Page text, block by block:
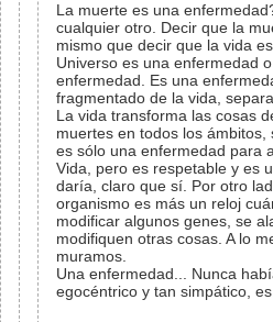
La muerte es una
cualquier otro. Decir que la
mismo que decir que la vida
Universo es una enfermedad
enfermedad. Es una
fragmentado de la vida,
La vida transforma las cosas
muertes en todos los
es sólo una enfermedad para
Vida, pero es respetable y es
daría, claro que sí. Por otro
organismo es más un reloj
modificar algunos genes, se
modifiquen otras cosas. A lo
muramos.
Una enfermedad... Nunca
egocéntrico y tan simpático,